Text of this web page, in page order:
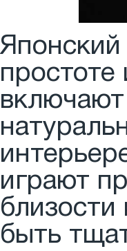
Японский
играют
быть